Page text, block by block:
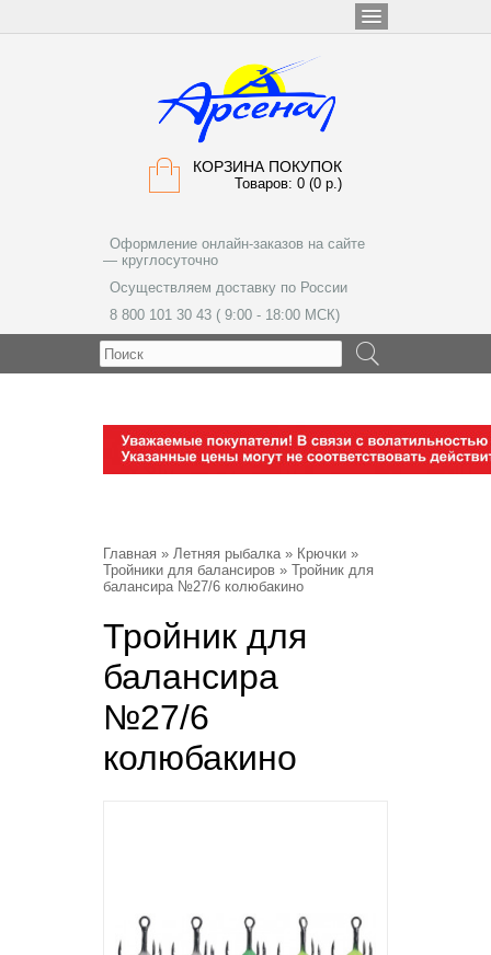
КОРЗИНА ПОКУПОК
Товаров: 0 (0 р.)
Оформление онлайн-заказов на сайте
— круглосуточно
Осуществляем доставку по России
8 800 101 30 43 ( 9:00 - 18:00 МСК)
Главная » Летняя рыбалка» Крючки »
Тройники для балансиров » Тройник для
балансира №27/6 колюбакино
Тройник для
балансира
№27/6
колюбакино